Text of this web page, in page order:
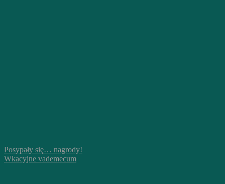
Posypały się… nagrody!
Wkacyjne vademecum